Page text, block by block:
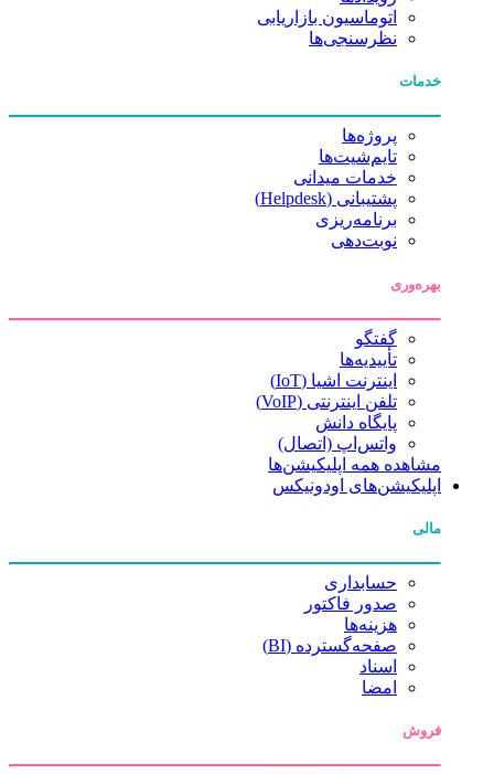
اتوماسیون بازاریابی
نظرسنجی‌ها
خدمات
پروژه‌ها
تایم‌شیت‌ها
خدمات میدانی
پشتیبانی (Helpdesk)
برنامه‌ریزی
نوبت‌دهی
بهره‌وری
گفتگو
تأییدیه‌ها
اینترنت اشیا (IoT)
تلفن اینترنتی (VoIP)
پایگاه دانش
واتس‌اپ (اتصال)
مشاهده همه اپلیکیشن‌ها
اپلیکیشن‌های اودونیکس
مالی
حسابداری
صدور فاکتور
هزینه‌ها
صفحه‌گسترده (BI)
اسناد
امضا
فروش